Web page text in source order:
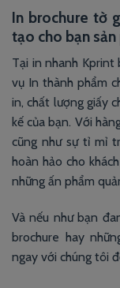
In brochure tờ
tạo cho bạn
Tại in nhanh Kprint
vụ In thành phẩm
in, chất lượng giấy
kế của bạn. Với
cũng như sự tỉ mỉ
hoàn hảo cho
những ấn phẩm
Và nếu như bạn
brochure hay
ngay với chúng tôi